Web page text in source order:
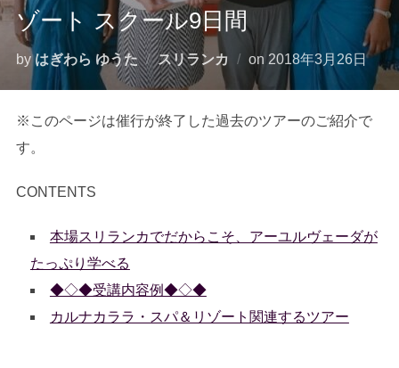
ゾート スクール9日間
by はぎわら ゆうた スリランカ on 投
稿
2018年3月26日
※このページは催行が終了した過去のツアーのご紹介で
す。
CONTENTS
本場スリランカでだからこそ、アーユルヴェーダが
たっぷり学べる
◆◇◆受講内容例◆◇◆
カルナカララ・スパ＆リゾート関連するツアー